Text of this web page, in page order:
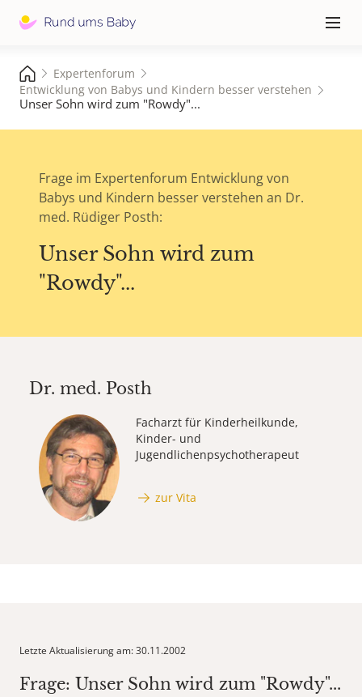
≡
Expertenforum
Entwicklung von Babys und Kindern besser verstehen
Unser Sohn wird zum "Rowdy"...
Frage im Expertenforum Entwicklung von
Babys und Kindern besser verstehen an Dr.
med. Rüdiger Posth:
Unser Sohn wird zum
"Rowdy"...
Dr. med. Posth
Facharzt für Kinderheilkunde,
Kinder- und
Jugendlichenpsychotherapeut
zur Vita
Letzte Aktualisierung am: 30.11.2002
Frage: Unser Sohn wird zum "Rowdy"...